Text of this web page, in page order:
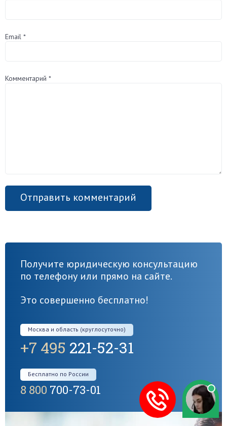
Email *
Комментарий *
Получите юридическую консультацию
по телефону или прямо на сайте.
Это совершенно бесплатно!
Москва и область (круглосуточно)
+7 495 221-52-31
Бесплатно по России
8 800 700-73-01